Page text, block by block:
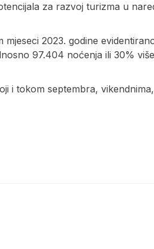
za razvoj turizma u
2023. godine
97.404 noćenja ili 30%
i tokom septembra,